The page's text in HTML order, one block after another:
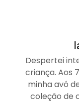
Despertei
criança. Aos
minha avó
coleção de